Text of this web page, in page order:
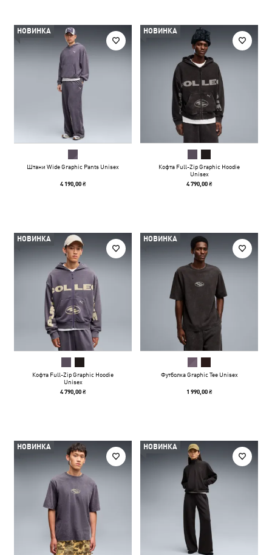
НОВИНКА
Штани Wide Graphic Pants Unisex
4 190,00 ₴
НОВИНКА
Кофта Full-Zip Graphic Hoodie
Unisex
4 790,00 ₴
НОВИНКА
Кофта Full-Zip Graphic Hoodie
Unisex
4 790,00 ₴
НОВИНКА
Футболка Graphic Tee Unisex
1 990,00 ₴
НОВИНКА НОВИНКА